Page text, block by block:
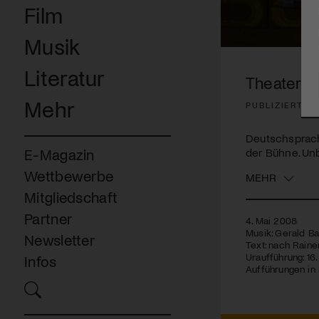
Film
Musik
Literatur
Mehr
E-Magazin
Wettbewerbe
Mitgliedschaft
Partner
Newsletter
Infos
Volume
Theater
PUBLIZIERT
der Bühne.
MEHR
4. Mai 2008
Musik: Gerald
Text: nach
Uraufführung:
Aufführungen in